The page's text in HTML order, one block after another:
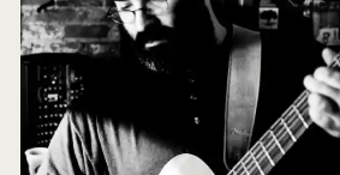
Johnson</